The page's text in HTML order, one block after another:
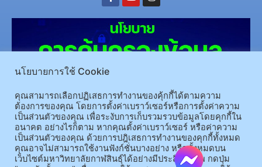
(อ.นามน)13 หมู่ 14 ต.สงเปลือย อ.นามน จ.กาฬสินธุ์ 46230โทรศัพท์ : 043-602-055 โทรสาร :
043-602-044
(อ.เมือง)62/1 ถ.เกษตรสมบูรณ์ ต.กาฬสินธุ์ อ.เมือง จ.กาฬสินธุ์ 46000โทรศัพท์ 043-811128 08-
นโยบายการใช้ Cookie
คุณสามารถเลือกปฏิเสธการทำงานของคุ้กกี้ได้ตามความ
ต้องการของคุณ โดยการตั้งค่าเบราว์เซอร์หรือการตั้งค่าความ
เป็นส่วนตัวของคุณ เพื่อระงับการเก็บรวมรวบข้อมูลโดยคุกกี้ใน
อนาคต อย่างไรก็ตาม หากคุณตั้งค่าเบราว์เซอร์ หรือค่าความ
เป็นส่วนตัวของคุณ ด้วยการปฎิเสธการทำงานของคุกกี้ทั้งหมด
คุณอาจไม่สามารถใช้งานฟังก์ชั่นบางอย่าง หรือทั้งหมดบน
เว็บไซต์มหาวิทยาลัยกาฬสินธุ์ได้อย่างมีประสิทธิภาพ กดปุ่ม